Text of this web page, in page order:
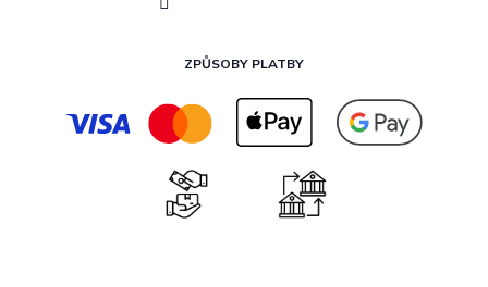
ZPŮSOBY PLATBY